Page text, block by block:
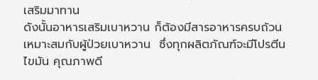
เสริมมาทาน
ดังนั้นอาหารเสริมเบาหวาน ก็ต้องมีสารอาหารครบถ้วน
เหมาะสมกับผู้ป่วยเบาหวาน ซึ่งทุกผลิตภัณฑ์จะมีโปรตีน
ไขมัน คุณภาพดี